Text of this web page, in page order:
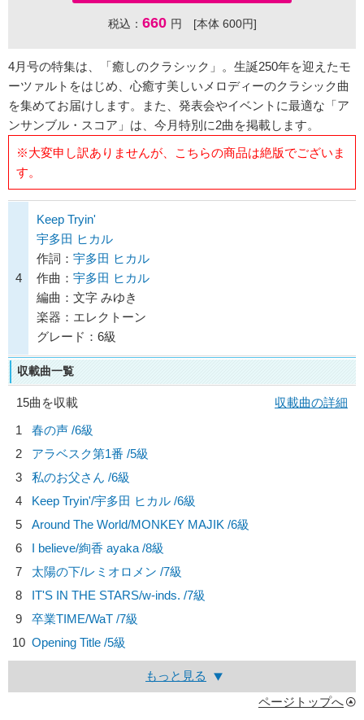
税込： 660 円 [本体 600円]
4月号の特集は、「癒しのクラシック」。生誕250年を迎えたモ
ーツァルトをはじめ、心癒す美しいメロディーのクラシック曲
を集めてお届けします。また、発表会やイベントに最適な「ア
ンサンブル・スコア」は、今月特別に2曲を掲載します。
※大変申し訳ありませんが、こちらの商品は絶版でございま
す。
4
Keep Tryin'
宇多田 ヒカル
作詞： 宇多田 ヒカル
作曲： 宇多田 ヒカル
編曲：文字 みゆき
楽器：エレクトーン
グレード：6級
収載曲一覧
15曲を収載
収載曲の詳細
1
春の声 /6級
2
アラベスク第1番 /5級
3
私のお父さん /6級
4
Keep Tryin'/宇多田 ヒカル /6級
5
Around The World/MONKEY MAJIK /6級
6
I believe/絢香 ayaka /8級
7
太陽の下/レミオロメン /7級
8
IT'S IN THE STARS/w-inds. /7級
9
卒業TIME/WaT /7級
10 Opening Title /5級
もっと見る
ページトップへ